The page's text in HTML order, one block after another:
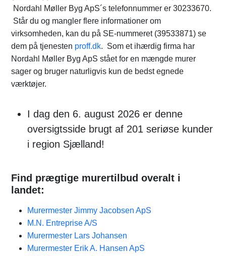
Nordahl Møller Byg ApS´s telefonnummer er 30233670.
Står du og mangler flere informationer om
virksomheden, kan du på SE-nummeret (39533871) se
dem på tjenesten proff.dk. Som et ihærdig firma har
Nordahl Møller Byg ApS stået for en mængde murer
sager og bruger naturligvis kun de bedst egnede
værktøjer.
I dag den 6. august 2026 er denne
oversigtsside brugt af 201 seriøse kunder
i region Sjælland!
Find prægtige murertilbud overalt i
landet:
Murermester Jimmy Jacobsen ApS
M.N. Entreprise A/S
Murermester Lars Johansen
Murermester Erik A. Hansen ApS